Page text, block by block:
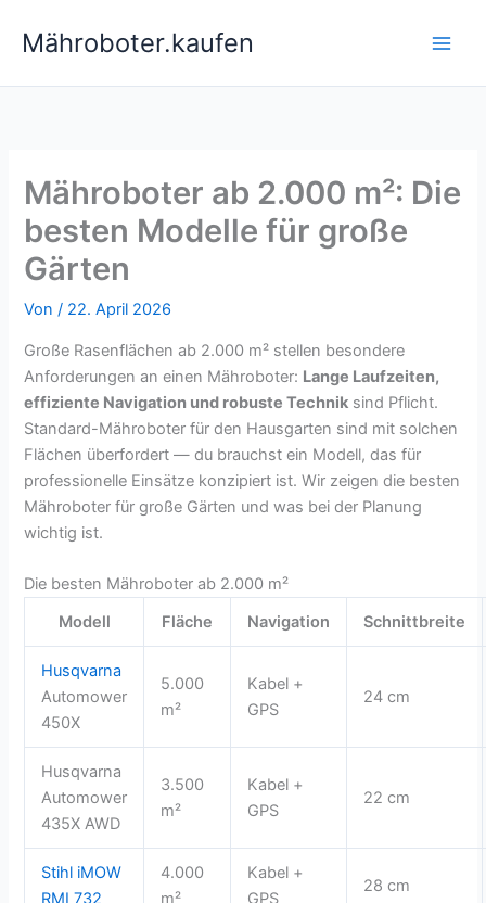
InhaltMähroboter.kaufen
Mähroboter ab 2.000 m²: Die
besten Modelle für große
Gärten
Von/ 22. April 2026
Große Rasenflächen ab 2.000 m² stellen besondere
Anforderungen an einen Mähroboter: Lange Laufzeiten,
effiziente Navigation und robuste Technik sind Pflicht.
Standard-Mähroboter für den Hausgarten sind mit solchen
Flächen überfordert — du brauchst ein Modell, das für
professionelle Einsätze konzipiert ist. Wir zeigen die besten
Mähroboter für große Gärten und was bei der Planung
wichtig ist.
Die besten Mähroboter ab 2.000 m²
Modell
Fläche Navigation Schnittbreite
Husqvarna
Automower
450X
5.000
m²
Kabel +
GPS
24 cm
Husqvarna
Automower
435X AWD
3.500
m²
Kabel +
GPS
22 cm
Stihl iMOW
RMI 732
4.000
m²
Kabel +
GPS
28 cm